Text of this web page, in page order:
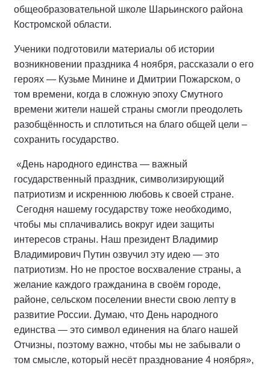
общеобразовательной школе Шарьинского района
Костромской области.
Ученики подготовили материалы об истории
возникновении праздника 4 ноября, рассказали о его
героях — Кузьме Минине и Дмитрии Пожарском, о
том времени, когда в сложную эпоху Смутного
времени жители нашей страны смогли преодолеть
разобщённость и сплотиться на благо общей цели –
сохранить государство.
«День народного единства — важный
государственный праздник, символизирующий
патриотизм и искреннюю любовь к своей стране.
Сегодня нашему государству тоже необходимо,
чтобы мы сплачивались вокруг идеи защиты
интересов страны. Наш президент Владимир
Владимирович Путин озвучил эту идею — это
патриотизм. Но не простое восхваление страны, а
желание каждого гражданина в своём городе,
районе, сельском поселении внести свою лепту в
развитие России. Думаю, что День народного
единства — это символ единения на благо нашей
Отчизны, поэтому важно, чтобы мы не забывали о
том смысле, который несёт празднование 4 ноября»,